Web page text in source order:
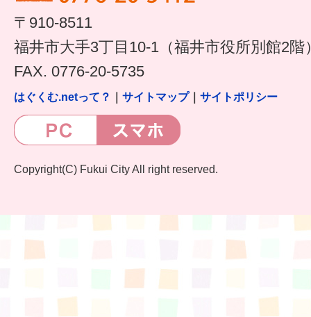
〒910-8511
福井市大手3丁目10-1（福井市役所別館2階
FAX. 0776-20-5735
はぐくむ.netって？ サイトマップ｜ サイトポリシー
Copyright(C) Fukui City All right reserved.